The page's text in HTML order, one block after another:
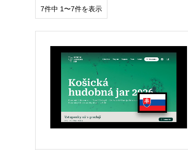
7件中 1〜7件を表示